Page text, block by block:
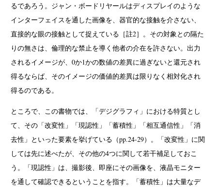
るであろう。ジャン・ボードリヤールはディスプレイのような
インターフェイスを通した画像を、器官的な接触を介さない、
直接的な眼の接触として捉えている［註2］。その対象との隔た
りの無さは、倫理的な禁止を導く他者の介在を許さない。出力
されるイメージが、0か1かの数値の差異に過ぎないと還元され
得るならば、そのイメージの価値的差異は限りなく相対化され
得るのである。
ところで、この書物では、「デジグラフィ」における特質とし
て、その「改変性」「現認性」「蓄積性」「相互通信性」「消
去性」といった要素を挙げている（pp.24-29）。「改変性」に関
しては先に述べたが、その他の4つに関して若干補足しておこ
う。「現認性」は、撮影後、即座にその画像を、液晶モニター
を通して確認できるということを指す。「蓄積性」は大量なデ